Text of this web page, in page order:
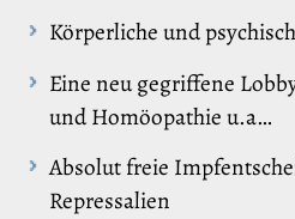
Körperliche und
Eine neu gegriffene
und Homöopathie u.a…
Absolut freie
Repressalien